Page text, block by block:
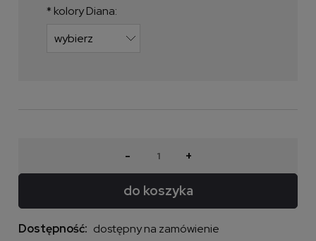
* kolory Diana:
- +
do koszyka
Dostępność: dostępny na zamówienie